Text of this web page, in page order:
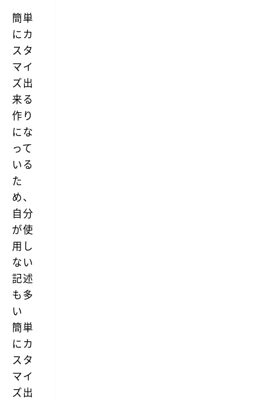
簡単
にカ
スタ
マイ
ズ出
来る
作り
にな
って
いる
た
め、
自分
が使
用し
ない
記述
も多
い
簡単
にカ
スタ
マイ
ズ出